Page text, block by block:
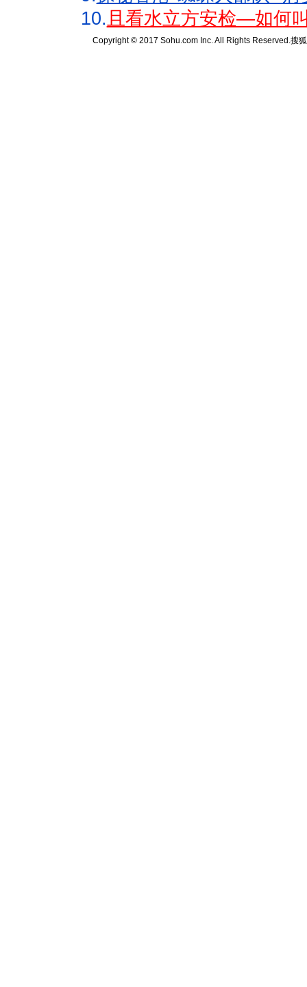
10.且看水立方安检—如何
Copyright © 2017 Sohu.com Inc. All Rights Reserved.搜